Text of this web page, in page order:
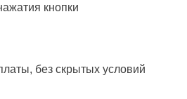
кнопки
без скрытых условий